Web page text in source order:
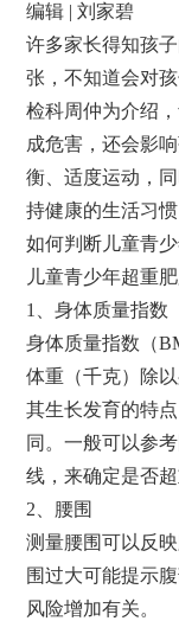
编辑 | 刘家碧
许多家长得知孩
张，不知道会对
检科周仲为介绍
成危害，还会影
衡、适度运动，
持健康的生活习
如何判断儿童青
儿童青少年超重
1、身体质量指数
身体质量指数（
体重（千克）除
其生长发育的特
同。一般可以参
线，来确定是否超
2、腰围
测量腰围可以反
围过大可能提示
风险增加有关。